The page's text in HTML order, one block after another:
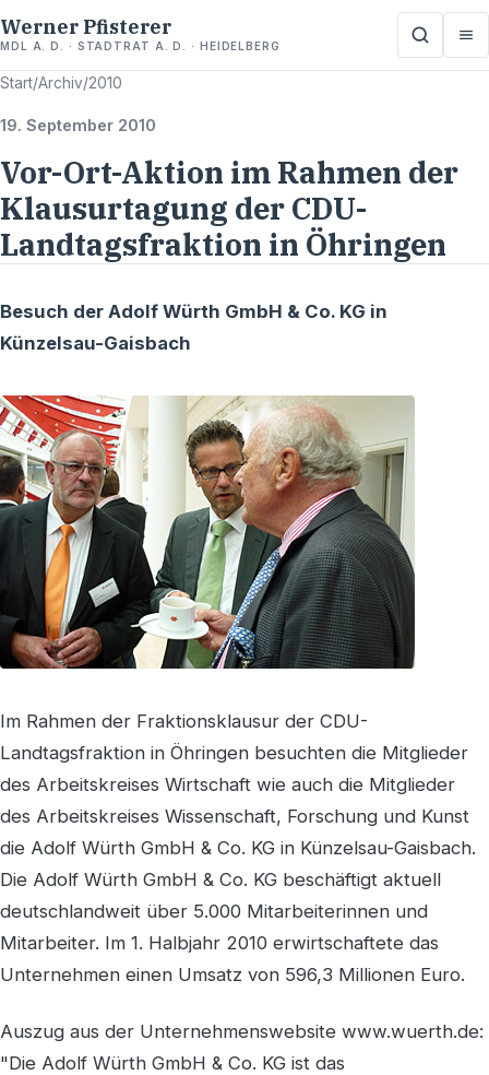
Werner Pfisterer
MDL A. D. · STADTRAT A. D. · HEIDELBERG
Start/Archiv/2010
19. September 2010
Vor-Ort-Aktion im Rahmen der
Klausurtagung der CDU-
Landtagsfraktion in Öhringen
Besuch der Adolf Würth GmbH & Co. KG in
Künzelsau-Gaisbach
Im Rahmen der Fraktionsklausur der CDU-
Landtagsfraktion in Öhringen besuchten die Mitglieder
des Arbeitskreises Wirtschaft wie auch die Mitglieder
des Arbeitskreises Wissenschaft, Forschung und Kunst
die Adolf Würth GmbH & Co. KG in Künzelsau-Gaisbach.
Die Adolf Würth GmbH & Co. KG beschäftigt aktuell
deutschlandweit über 5.000 Mitarbeiterinnen und
Mitarbeiter. Im 1. Halbjahr 2010 erwirtschaftete das
Unternehmen einen Umsatz von 596,3 Millionen Euro.
Auszug aus der Unternehmenswebsite www.wuerth.de:
"Die Adolf Würth GmbH & Co. KG ist das